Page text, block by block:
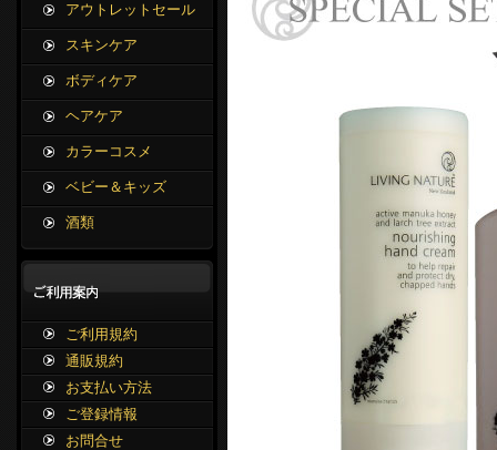
アウトレットセール
スキンケア
ボディケア
ヘアケア
カラーコスメ
ベビー＆キッズ
酒類
ご利用規約
通販規約
お支払い方法
ご登録情報
お問合せ